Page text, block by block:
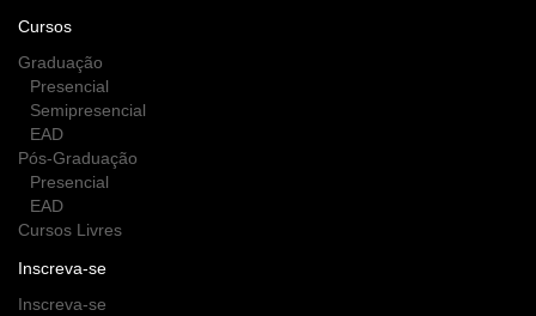
Cursos
Graduação
Presencial
Semipresencial
EAD
Pós-Graduação
Presencial
EAD
Cursos Livres
Inscreva-se
Inscreva-se